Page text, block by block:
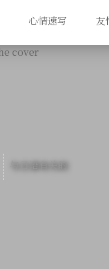
心情速写 友
与日语有关的